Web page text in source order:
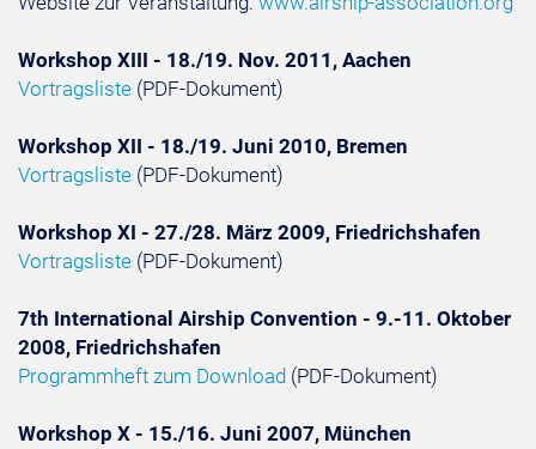
Workshop XIII - 18./19. Nov. 2011, Aachen
Vortragsliste (PDF-Dokument)
Workshop XII - 18./19. Juni 2010, Bremen
Vortragsliste (PDF-Dokument)
Workshop XI - 27./28. März 2009, Friedrichshafen
Vortragsliste (PDF-Dokument)
7th International Airship Convention - 9.-11. Oktober
2008, Friedrichshafen
Programmheft zum Download (PDF-Dokument)
Workshop X - 15./16. Juni 2007, München